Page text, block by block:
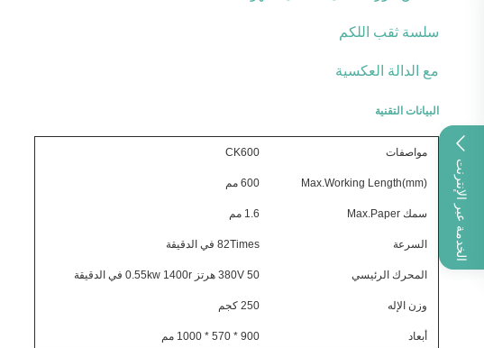
الخدمة عبر الإنترنت
سلسة ثقب اللكم
مع الدالة العكسية
البيانات التقنية
مواصفات CK600
Max.Working Length(mm) 600 مم
سمك Max.Paper 1.6 مم
السرعة 82Times في الدقيقة
المحرك الرئيسي 380V 50 هرتز 0.55kw 1400r في الدقيقة
وزن الإله 250 كجم
أبعاد 900 * 570 * 1000 مم